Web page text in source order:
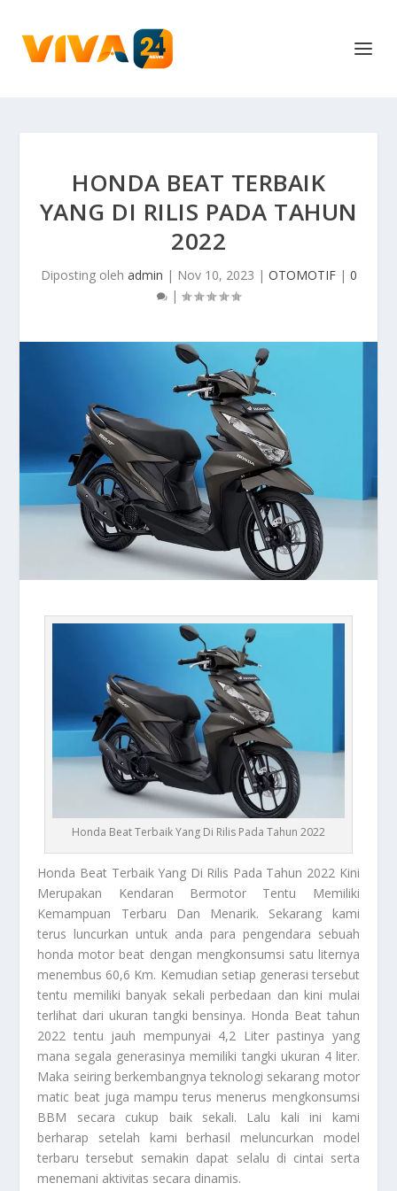
HONDA BEAT TERBAIK
YANG DI RILIS PADA TAHUN
2022
Diposting oleh admin | Nov 10, 2023 | OTOMOTIF| 0
|
Honda Beat Terbaik Yang Di Rilis Pada Tahun 2022
Honda BeatTerbaik Yang Di Rilis Pada Tahun 2022 Kini
Merupakan Kendaran Bermotor Tentu Memiliki
Kemampuan Terbaru Dan Menarik. Sekarang kami
terus luncurkan untuk anda para pengendara sebuah
honda motor beat dengan mengkonsumsi satu liternya
menembus 60,6 Km. Kemudian setiap generasi tersebut
tentu memiliki banyak sekali perbedaan dan kini mulai
terlihat dari ukuran tangki bensinya. Honda Beattahun
2022 tentu jauh mempunyai 4,2 Liter pastinya yang
mana segala generasinya memiliki tangki ukuran 4 liter.
Maka seiring berkembangnya teknologi sekarang motor
matic beat juga mampu terus menerus mengkonsumsi
BBM secara cukup baik sekali. Lalu kali ini kami
berharap setelah kami berhasil meluncurkan model
terbaru tersebut semakin dapat selalu di cintai serta
menemani aktivitas secara dinamis.